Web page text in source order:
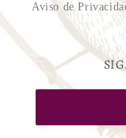
Aviso de